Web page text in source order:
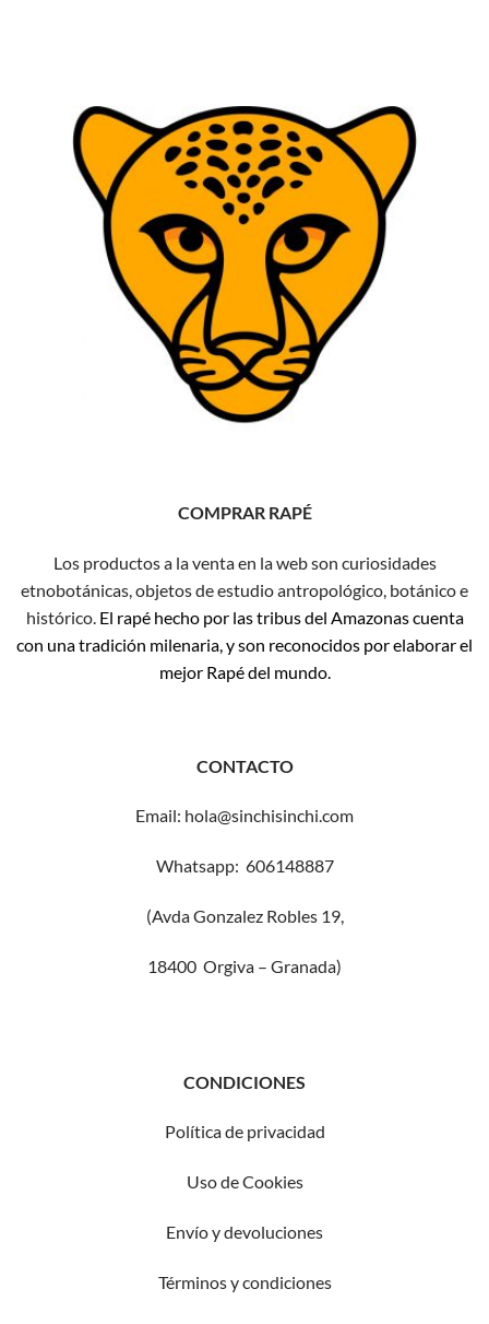
COMPRAR RAPÉ
Los productos a la venta en la web son curiosidades
etnobotánicas, objetos de estudio antropológico, botánico e
histórico. El rapé hecho por las tribus del Amazonas cuenta
con una tradición milenaria, y son reconocidos por elaborar el
mejor Rapé del mundo.
CONTACTO
Email: hola@sinchisinchi.com
Whatsapp: 606148887
(Avda Gonzalez Robles 19,
18400 Orgiva – Granada)
CONDICIONES
Política de privacidad
Uso de Cookies
Envío y devoluciones
Términosy condiciones